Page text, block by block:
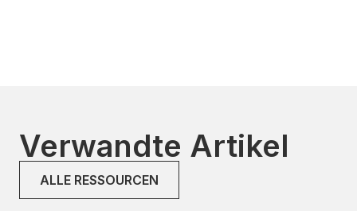
Verwandte Artikel
ALLE RESSOURCEN